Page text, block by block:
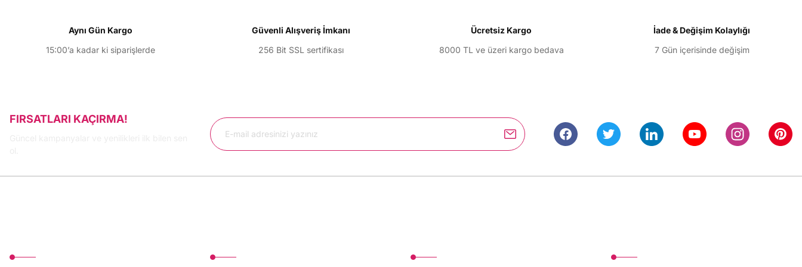
Bu ürüne benzer farklı alternatifler olmalı.
Gönder
Aynı Gün Kargo
15:00’a kadar ki siparişlerde
Güvenli Alışveriş İmkanı
256 Bit SSL sertifikası
Ücretsiz Kargo
8000 TL ve üzeri kargo bedava
İade & Değişim Kolaylığı
7 Gün içerisinde değişim
FIRSATLARI KAÇIRMA!